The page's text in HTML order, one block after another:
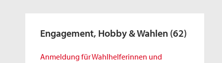
Engagement, Hobby & Wahlen (62)
Anmeldung für Wahlhelferinnen und